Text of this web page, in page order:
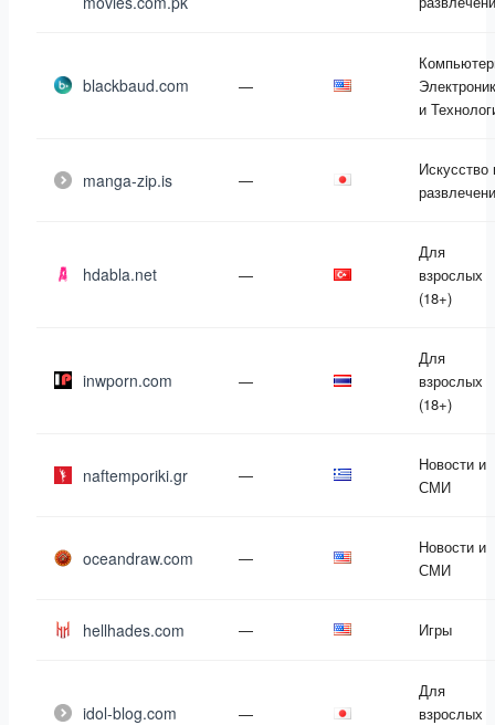
blackbaud.com —
и
manga-zip.is —
Искусство
hdabla.net —
Для
взрослых
(18+)
inwporn.com —
Для
взрослых
(18+)
naftemporiki.gr —
Новости и
СМИ
oceandraw.com —
Новости и
СМИ
hellhades.com — Игры
idol-blog.com —
Для
взрослых